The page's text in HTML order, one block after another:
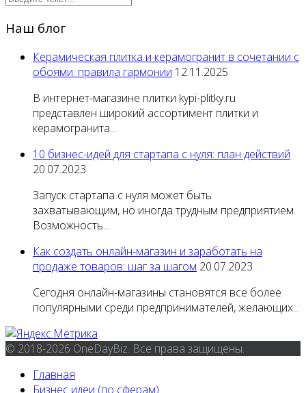
Наш блог
Керамическая плитка и керамогранит в сочетании с
обоями: правила гармонии 12.11.2025
В интернет-магазине плитки kypi-plitky.ru
представлен широкий ассортимент плитки и
керамогранита...
10 бизнес-идей для стартапа с нуля: план действий
20.07.2023
Запуск стартапа с нуля может быть
захватывающим, но иногда трудным предприятием.
Возможность...
Как создать онлайн-магазин и заработать на
продаже товаров: шаг за шагом 20.07.2023
Сегодня онлайн-магазины становятся все более
популярными среди предпринимателей, желающих...
© 2018-2026 OneDayBiz. Все права защищены.
Главная
Бизнес идеи (по сферам)